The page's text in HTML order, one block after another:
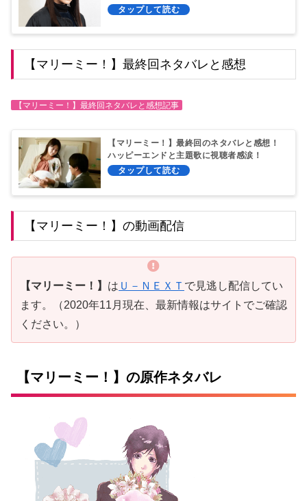
【マリーミー！】最終回ネタバレと感想
【マリーミー！】最終回ネタバレと感想記事
【マリーミー！】最終回のネタバレと感想！
ハッピーエンドと主題歌に視聴者感涙！
【マリーミー！】の動画配信
【マリーミー！】 は Ｕ－ＮＥＸＴ で見逃し配信してい
ます。（2020年11月現在、最新情報はサイトでご確認
ください。）
【マリーミー！】の原作ネタバレ